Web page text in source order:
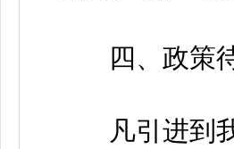
四、政策
凡引进到我